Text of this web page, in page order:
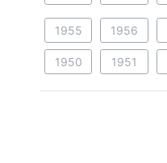
1955 1956
1950 1951